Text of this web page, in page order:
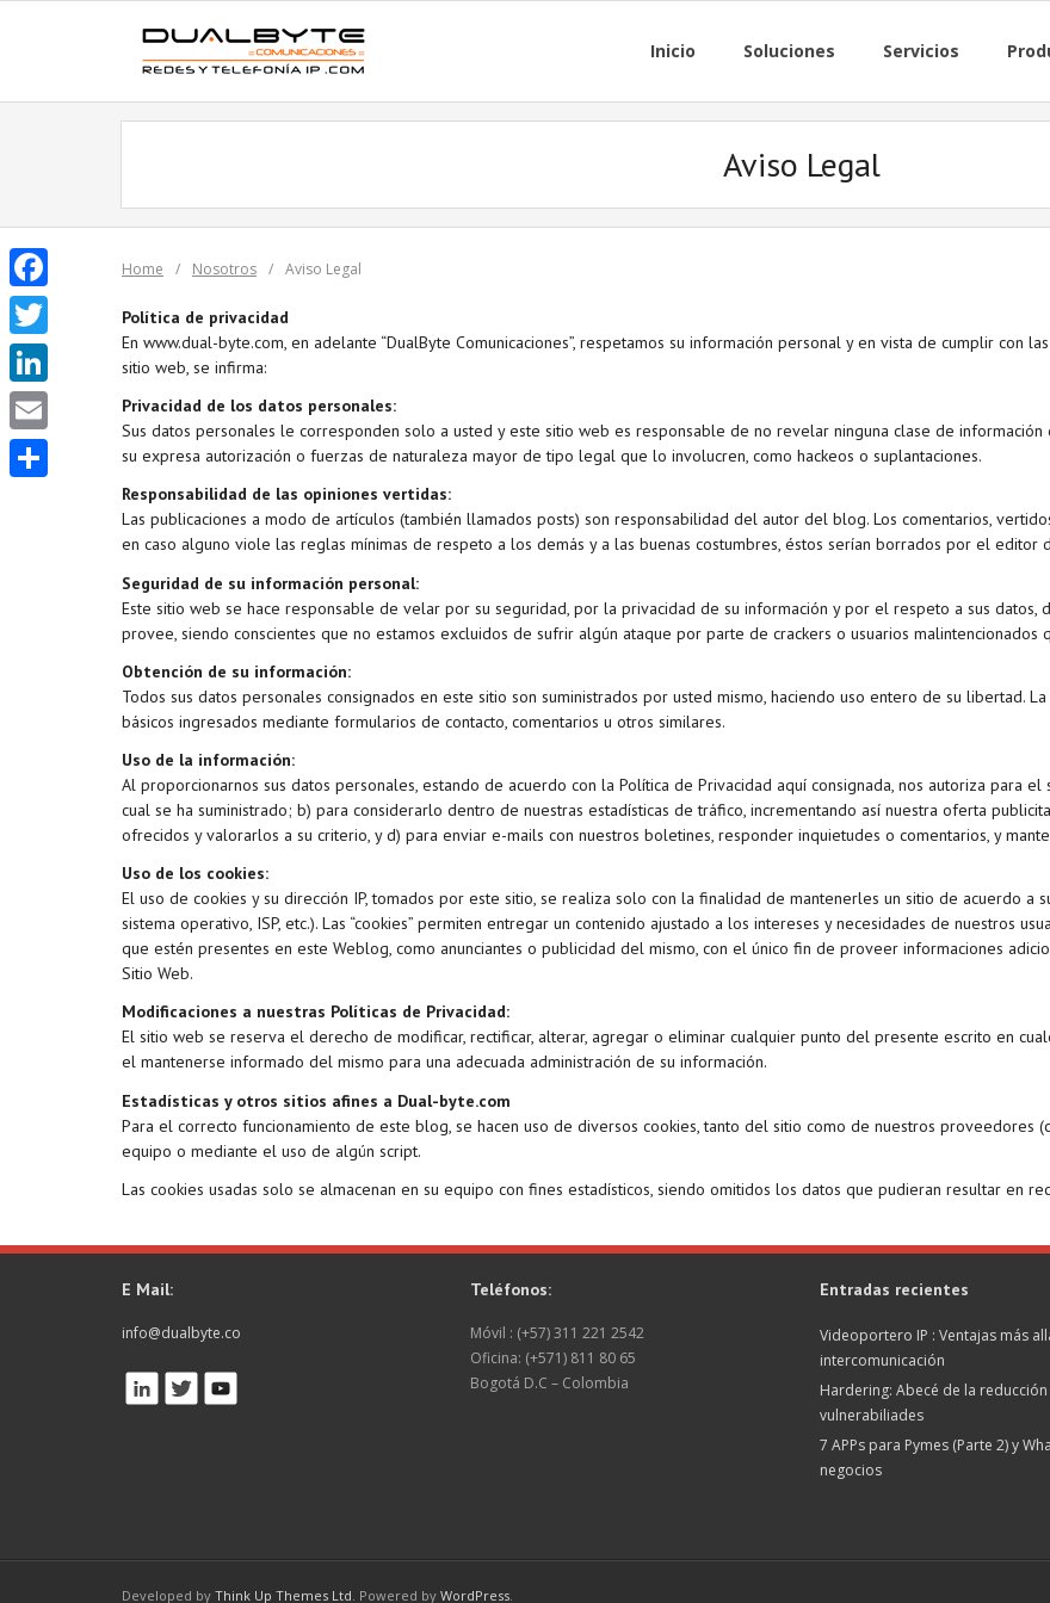
Inicio Soluciones Servicios
Aviso Legal
Home / Nosotros / Aviso Legal
Política de privacidad
En www.dual-byte.com, en adelante “DualByte Comunicaciones”, respetamos su información personal y en vista de cumplir con
sitio web, se infirma:
Privacidad de los datos personales:
Sus datos personales le corresponden solo a usted y este sitio web es responsable de no revelar ninguna clase de
su expresa autorización o fuerzas de naturaleza mayor de tipo legal que lo involucren, como hackeos o suplantaciones.
Responsabilidad de las opiniones vertidas:
Las publicaciones a modo de artículos (también llamados posts) son responsabilidad del autor del blog. Los comentarios,
en caso alguno viole las reglas mínimas de respeto a los demás y a las buenas costumbres, éstos serían borrados por el editor
Seguridad de su información personal:
Este sitio web se hace responsable de velar por su seguridad, por la privacidad de su información y por el respeto a sus datos,
provee, siendo conscientes que no estamos excluidos de sufrir algún ataque por parte de crackers o usuarios malintencionados
Obtención de su información:
Todos sus datos personales consignados en este sitio son suministrados por usted mismo, haciendo uso entero de su libertad.
básicos ingresados mediante formularios de contacto, comentarios u otros similares.
Uso de la información:
Al proporcionarnos sus datos personales, estando de acuerdo con la Política de Privacidad aquí consignada, nos autoriza para
cual se ha suministrado; b) para considerarlo dentro de nuestras estadísticas de tráfico, incrementando así nuestra oferta
ofrecidos y valorarlos a su criterio, y d) para enviar e-mails con nuestros boletines, responder inquietudes o comentarios, y
Uso de los cookies:
El uso de cookies y su dirección IP, tomados por este sitio, se realiza solo con la finalidad de mantenerles un sitio de acuerdo a
sistema operativo, ISP, etc.). Las “cookies” permiten entregar un contenido ajustado a los intereses y necesidades de nuestros
que estén presentes en este Weblog, como anunciantes o publicidad del mismo, con el único fin de proveer informaciones
Sitio Web.
Modificaciones a nuestras Políticas de Privacidad:
El sitio web se reserva el derecho de modificar, rectificar, alterar, agregar o eliminar cualquier punto del presente escrito en
el mantenerse informado del mismo para una adecuada administración de su información.
Estadísticas y otros sitios afines a Dual-byte.com
Para el correcto funcionamiento de este blog, se hacen uso de diversos cookies, tanto del sitio como de nuestros proveedores
equipo o mediante el uso de algún script.
Las cookies usadas solo se almacenan en su equipo con fines estadísticos, siendo omitidos los datos que pudieran resultar en
E Mail:
info@dualbyte.co
Teléfonos:
Móvil : (+57) 311 221 2542
Oficina: (+571) 811 80 65
Bogotá D.C – Colombia
Entradas recientes
Videoportero IP : Ventajas más
intercomunicación
Hardering: Abecé de la
vulnerabiliades
7 APPs para Pymes (Parte 2) y
negocios
Developed by Think Up Themes Ltd . Powered by WordPress
F
a
c
e
b
T
w
i
L
i
n
E